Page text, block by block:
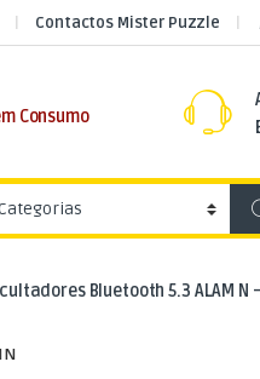
Contactos Mister Puzzle
Consumo
Bluetooth 5.3 ALAM N